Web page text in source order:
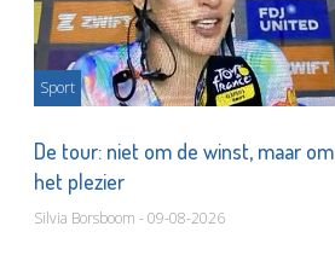
Sport
De tour: niet om de winst, maar om
het plezier
Silvia Borsboom - 09-08-2026